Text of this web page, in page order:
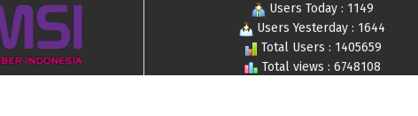
Users Today : 1149
Users Yesterday : 1644
Total Users : 1405659
Total views : 6748108